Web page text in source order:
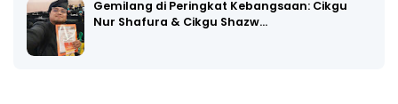
Gemilang di Peringkat Kebangsaan: Cikgu
Nur Shafura & Cikgu Shazw…